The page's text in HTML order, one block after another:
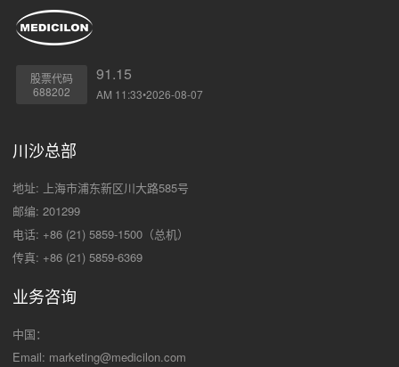
股票代码
688202
91.15
AM 11:33•2026-08-07
川沙总部
地址: 上海市浦东新区川大路585号
邮编: 201299
电话: +86 (21) 5859-1500（总机）
传真: +86 (21) 5859-6369
业务咨询
中国：
Email: marketing@medicilon.com